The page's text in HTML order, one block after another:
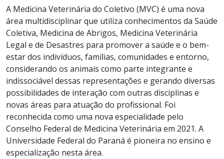
A Medicina Veterinária do Coletivo (MVC) é uma nova
área multidisciplinar que utiliza conhecimentos da Saúde
Coletiva, Medicina de Abrigos, Medicina Veterinária
Legal e de Desastres para promover a saúde e o bem-
estar dos indivíduos, famílias, comunidades e entorno,
considerando os animais como parte integrante e
indissociável dessas representações e gerando diversas
possibilidades de interação com outras disciplinas e
novas áreas para atuação do profissional. Foi
reconhecida como uma nova especialidade pelo
Conselho Federal de Medicina Veterinária em 2021. A
Universidade Federal do Paraná é pioneira no ensino e
especialização nesta área.